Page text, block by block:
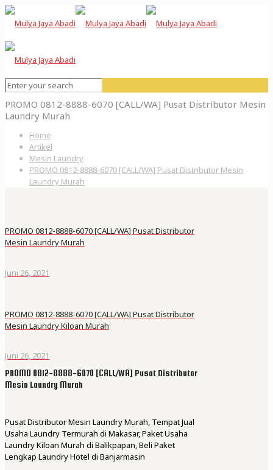
PROMO 0812-8888-6070 [CALL/WA] Pusat Distributor Mesin
Laundry Murah
Home
Artikel
Mesin Laundry
PROMO 0812-8888-6070 [CALL/WA] Pusat Distributor Mesin
Laundry Murah
PROMO 0812-8888-6070 [CALL/WA] Pusat Distributor
Mesin Laundry Murah
Juni 26, 2021
PROMO 0812-8888-6070 [CALL/WA] Pusat Distributor
Mesin Laundry Kiloan Murah
Juni 26, 2021
PROMO 0812-8888-6070 [CALL/WA] Pusat Distributor
Mesin Laundry Murah
Pusat Distributor Mesin Laundry Murah, Tempat Jual
Usaha Laundry Termurah di Makasar, Paket Usaha
Laundry Kiloan Murah di Balikpapan, Beli Paket
Lengkap Laundry Hotel di Banjarmasin